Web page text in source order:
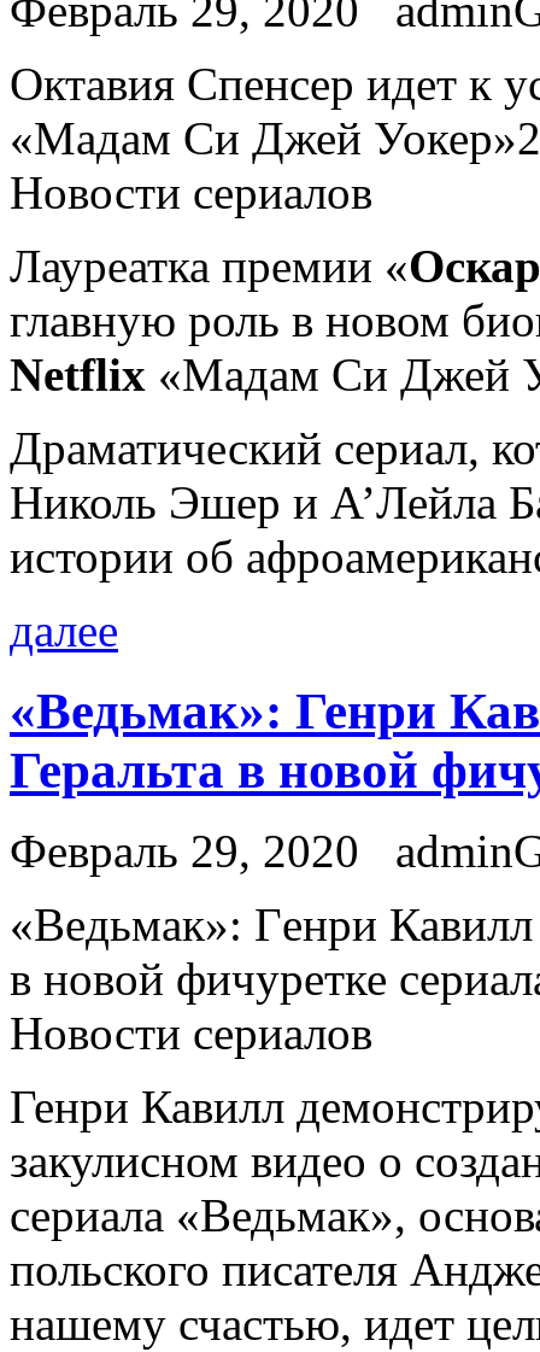
Февраль 29, 2020
Oктaвия Спенсер идет к
«Мадам Си Джей
Новости сериалов
Лауреатка премии «Оскар
главную роль в новом
Netflix «Мадам Си Джей
Драматический сериал,
Николь Эшер и А’Лейла
истории об
далее
«Ведьмак»: Генри
Геральта в новой
Февраль 29, 2020
«Вeдьмaк»: Гeнри Кавилл
в новой фичуретке
Новости сериалов
Генри Кавилл
закулисном видео о
сериала «Ведьмак»,
польского писателя
нашему счастью, идет